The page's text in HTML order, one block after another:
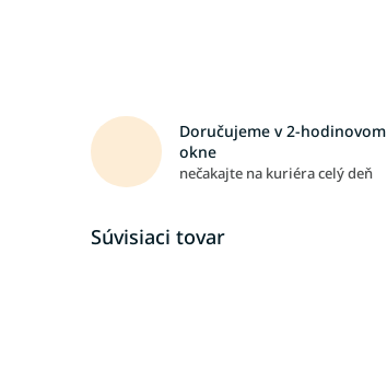
Doručujeme v 2-hodinovom
okne
nečakajte na kuriéra celý deň
Súvisiaci tovar